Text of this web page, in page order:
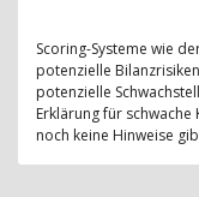
Scoring-Systeme wie
potenzielle
potenzielle
Erklärung für
noch keine Hinweise